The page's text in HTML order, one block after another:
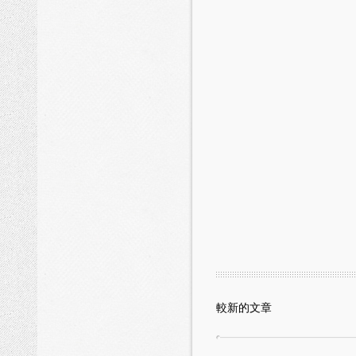
較新的文章